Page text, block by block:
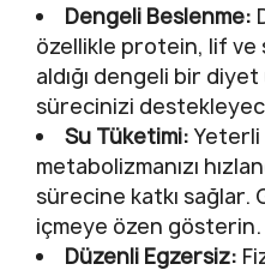
Dengeli Beslenme:
özellikle protein, lif ve
aldığı dengeli bir
sürecinizi
Su Tüketimi: Yeterli
metabolizmanızı
sürecine katkı sağlar.
içmeye özen gösterin.
Düzenli Egzersiz: